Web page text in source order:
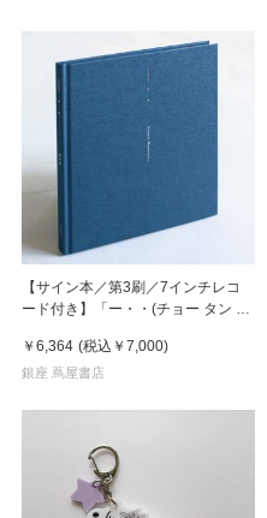
【サイン本／第3刷／7インチレコ
ード付き】「ー・・(チョー タン タ
￥6,364 (税込 ￥7,000)
銀座 蔦屋書店